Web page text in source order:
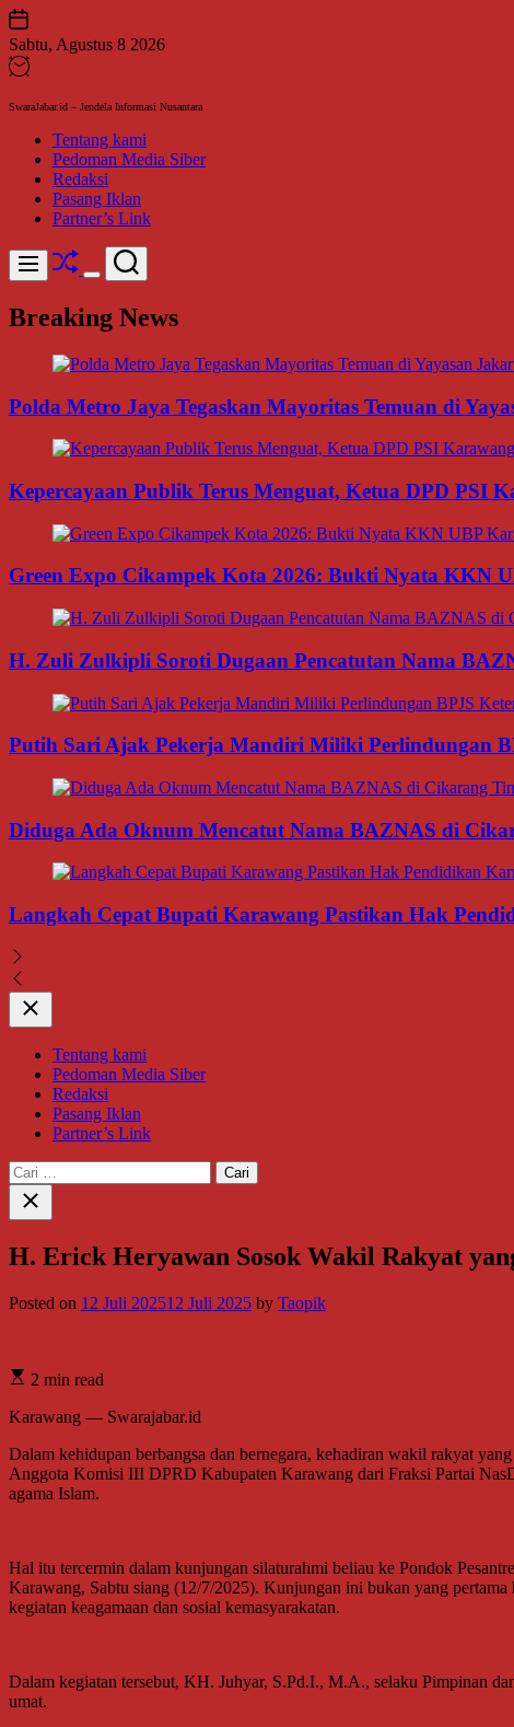
Skip
to
content
Sabtu, Agustus 8 2026
SwaraJabar.id – Jendela Informasi Nusantara
Tentang kami
Pedoman Media Siber
Redaksi
Pasang Iklan
Partner’s Link
Menu Shuffle
Switch
mode
Search
Breaking News
Polda Metro Jaya Tegaskan Mayoritas Temuan di
Kepercayaan Publik Terus Menguat, Ketua DPD PSI
Green Expo Cikampek Kota 2026: Bukti Nyata KKN
H. Zuli Zulkipli Soroti Dugaan Pencatutan Nama
Putih Sari Ajak Pekerja Mandiri Miliki Perlindungan
Diduga Ada Oknum Mencatut Nama BAZNAS di
Langkah Cepat Bupati Karawang Pastikan Hak
Close
Tentang kami
Pedoman Media Siber
Redaksi
Pasang Iklan
Partner’s Link
Cari
untuk:
Close
search
H. Erick Heryawan Sosok Wakil Rakyat
Posted on 12 Juli 202512 Juli 2025 by Taopik
2 min read
Karawang — Swarajabar.id
Dalam kehidupan berbangsa dan bernegara, kehadiran wakil rakyat
Anggota Komisi III DPRD Kabupaten Karawang dari Fraksi Partai
agama Islam.
Hal itu tercermin dalam kunjungan silaturahmi beliau ke Pondok
Karawang, Sabtu siang (12/7/2025). Kunjungan ini bukan yang
kegiatan keagamaan dan sosial kemasyarakatan.
Dalam kegiatan tersebut, KH. Juhyar, S.Pd.I., M.A., selaku Pimpinan
umat.